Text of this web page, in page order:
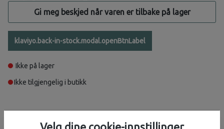
Gi meg beskjed når varen er tilbake på lager
klaviyo.back-in-stock.modal.openBtnLabel
Ikke på lager
Ikke tilgjengelig i butikk
Beskrivelse